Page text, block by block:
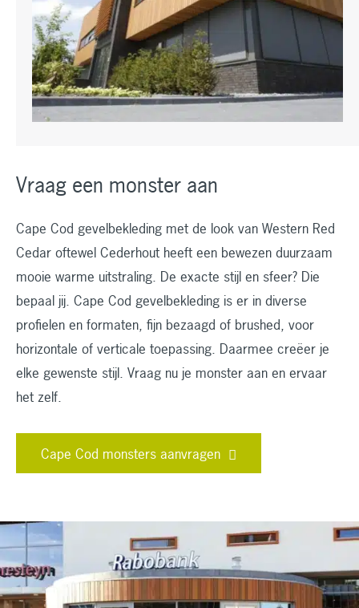
Vraag een monster aan
Cape Cod gevelbekleding met de look van Western Red
Cedar oftewel Cederhout heeft een bewezen duurzaam
mooie warme uitstraling. De exacte stijl en sfeer? Die
bepaal jij. Cape Cod gevelbekleding is er in diverse
profielen en formaten, fijn bezaagd of brushed, voor
horizontale of verticale toepassing. Daarmee creëer je
elke gewenste stijl. Vraag nu je monster aan en ervaar
het zelf.
Cape Cod monsters aanvragen